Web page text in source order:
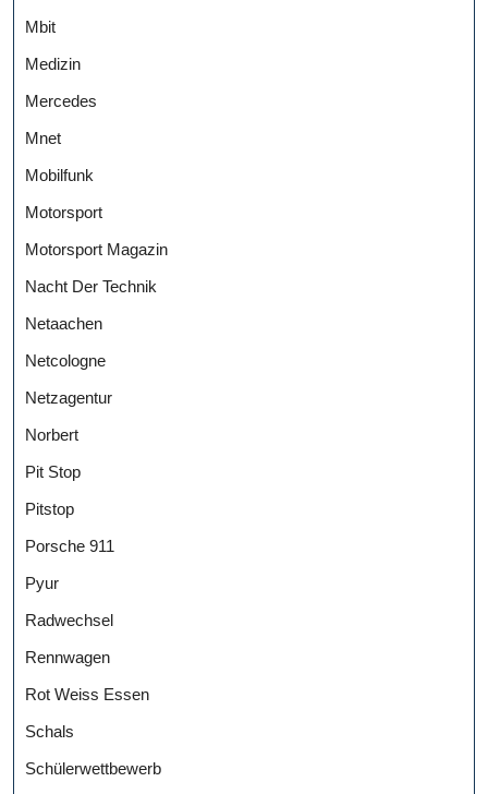
Mbit
Medizin
Mercedes
Mnet
Mobilfunk
Motorsport
Motorsport Magazin
Nacht Der Technik
Netaachen
Netcologne
Netzagentur
Norbert
Pit Stop
Pitstop
Porsche 911
Pyur
Radwechsel
Rennwagen
Rot Weiss Essen
Schals
Schülerwettbewerb